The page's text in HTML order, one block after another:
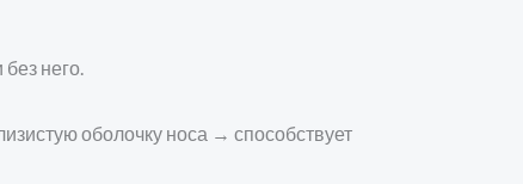
него.
оболочку носа → способствует